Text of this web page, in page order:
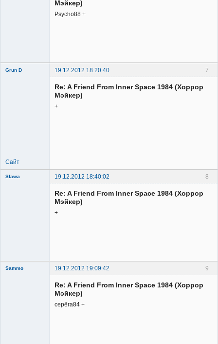
Мэйкер)
Psycho88 +
7
Grun D 19.12.2012 18:20:40
Re: A Friend From Inner Space 1984 (Хоррор
Мэйкер)
+
Сайт
8
Slawa
19.12.2012 18:40:02
Re: A Friend From Inner Space 1984 (Хоррор
Мэйкер)
+
9
Sammo
19.12.2012 19:09:42
Re: A Friend From Inner Space 1984 (Хоррор
Мэйкер)
серёга84 +